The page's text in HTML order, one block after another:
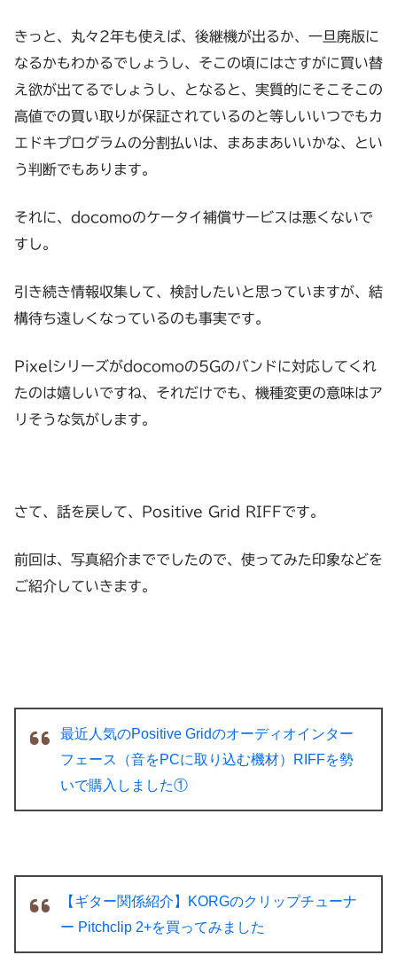
きっと、丸々2年も使えば、後継機が出るか、一旦廃版に
なるかもわかるでしょうし、そこの頃にはさすがに買い替
え欲が出てるでしょうし、となると、実質的にそこそこの
高値での買い取りが保証されているのと等しいいつでもカ
エドキプログラムの分割払いは、まあまあいいかな、とい
う判断でもあります。
それに、docomoのケータイ補償サービスは悪くないで
すし。
引き続き情報収集して、検討したいと思っていますが、結
構待ち遠しくなっているのも事実です。
Pixelシリーズがdocomoの5Gのバンドに対応してくれ
たのは嬉しいですね、それだけでも、機種変更の意味はア
リそうな気がします。
さて、話を戻して、Positive Grid RIFFです。
前回は、写真紹介まででしたので、使ってみた印象などを
ご紹介していきます。
最近人気のPositive Gridのオーディオインター
フェース（音をPCに取り込む機材）RIFFを勢
いで購入しました①
【ギター関係紹介】KORGのクリップチューナ
ー Pitchclip 2+を買ってみました